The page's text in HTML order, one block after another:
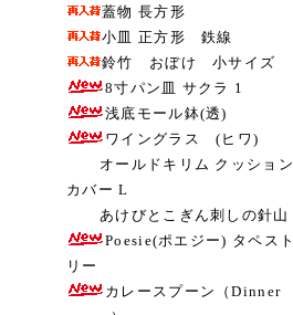
蓋物 長方形
小皿 正方形 鉄線
鈴竹 おぼけ 小サイズ
8寸パン皿 サクラ 1
浅底モール鉢(透)
ワイングラス (ヒワ)
オールドキリム クッション
カバー L
あけびとこぎん刺しの針山
Poesie(ポエジー) タペスト
リー
カレースプーン（Dinner